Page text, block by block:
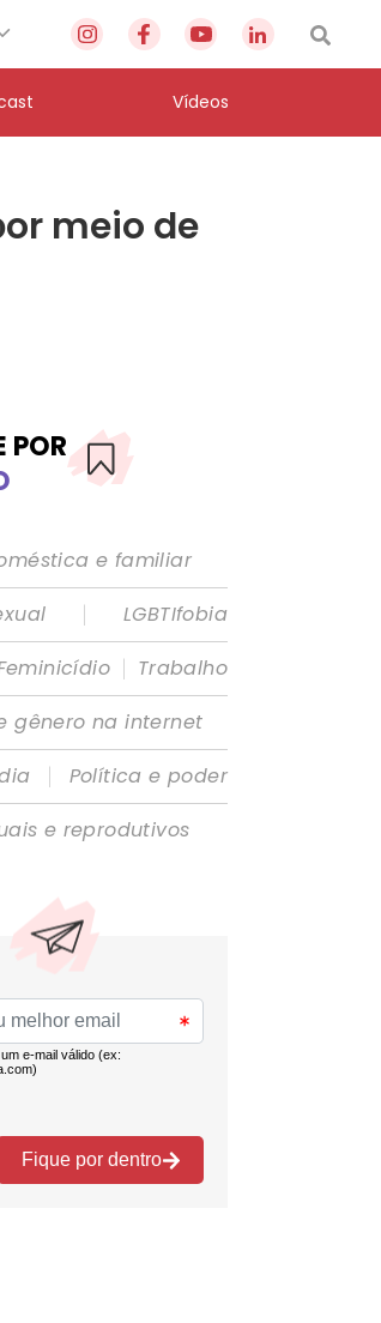
Vídeos
meio de
POR
e familiar
|
LGBTIfobia
| Trabalho
gênero na internet
|
Política e poder
e reprodutivos